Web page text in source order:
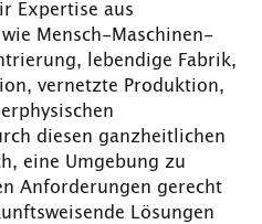
Expertise aus
Mensch-Maschinen-
lebendige Fabrik,
vernetzte Produktion,
diesen ganzheitlichen
eine Umgebung zu
Anforderungen gerecht
Lösungen